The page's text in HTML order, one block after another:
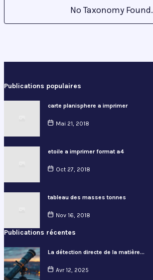
No Taxonomy Found.
Publications populaires
carte planisphere a imprimer
Mai 21, 2018
etoile a imprimer format a4
Oct 27, 2018
tableau des masses tonnes
Nov 16, 2018
Publications récentes
La détection directe de la matière…
Avr 12, 2025